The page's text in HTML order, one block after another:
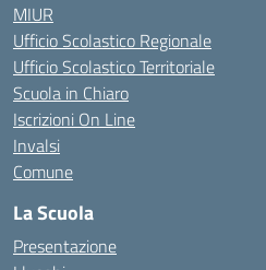
MIUR
Ufficio Scolastico Regionale
Ufficio Scolastico Territoriale
Scuola in Chiaro
Iscrizioni On Line
Invalsi
Comune
La Scuola
Presentazione